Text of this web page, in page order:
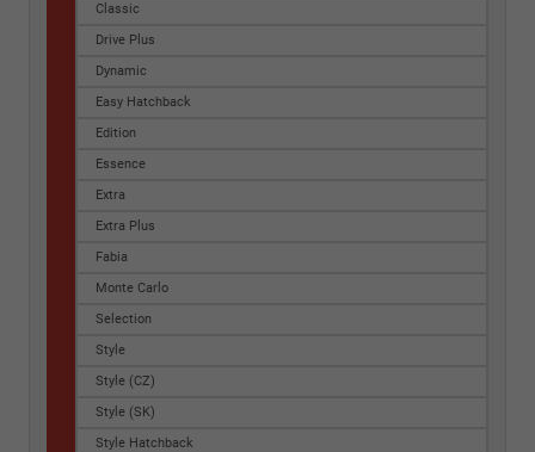
Classic
Drive Plus
Dynamic
Easy Hatchback
Edition
Essence
Extra
Extra Plus
Fabia
Monte Carlo
Selection
Style
Style (CZ)
Style (SK)
Style Hatchback